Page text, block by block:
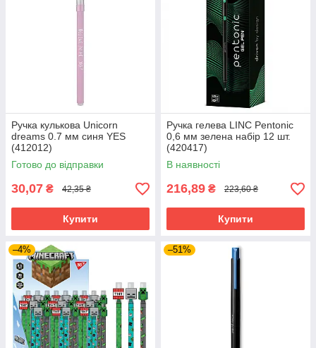
Ручка кулькова Unicorn
dreams 0.7 мм синя YES
(412012)
Готово до відправки
30,07 ₴ 42,35 ₴
Купити
Ручка гелева LINC Pentonic
0,6 мм зелена набір 12 шт.
(420417)
В наявності
216,89 ₴ 223,60 ₴
Купити
–4% –51%